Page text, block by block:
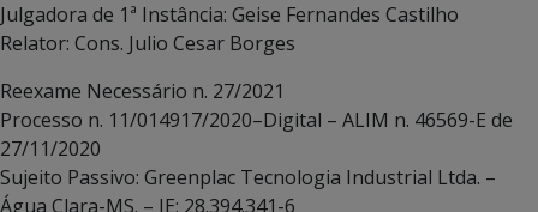
Julgadora de 1ª Instância: Geise Fernandes Castilho
Relator: Cons. Julio Cesar Borges
Reexame Necessário n. 27/2021
Processo n. 11/014917/2020–Digital – ALIM n. 46569-E de
27/11/2020
Sujeito Passivo: Greenplac Tecnologia Industrial Ltda. –
Água Clara-MS. – IE: 28.394.341-6